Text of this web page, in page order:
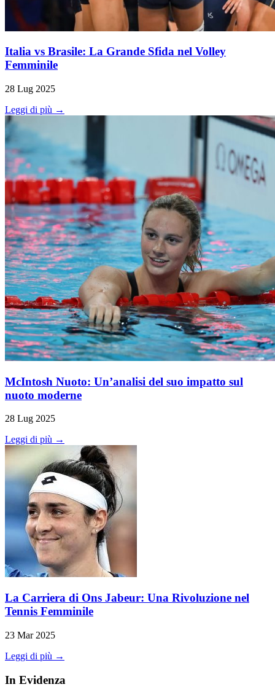
Italia vs Brasile: La Grande Sfida nel Volley
Femminile
28 Lug 2025
Leggi di più →
McIntosh Nuoto: Un’analisi del suo impatto sul
nuoto moderne
28 Lug 2025
Leggi di più →
La Carriera di Ons Jabeur: Una Rivoluzione nel
Tennis Femminile
23 Mar 2025
Leggi di più →
In Evidenza